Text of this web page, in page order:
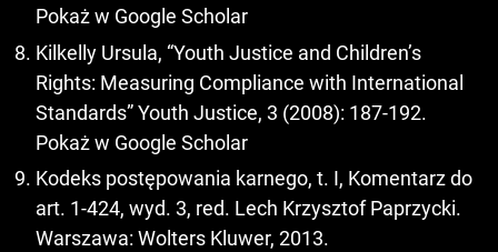
Pokaż w Google Scholar
Kilkelly Ursula, “Youth Justice and Children’s
Rights: Measuring Compliance with International
Standards” Youth Justice, 3 (2008): 187-192.
Pokaż w Google Scholar
Kodeks postępowania karnego, t. I, Komentarz do
art. 1-424, wyd. 3, red. Lech Krzysztof Paprzycki.
Warszawa: Wolters Kluwer, 2013.